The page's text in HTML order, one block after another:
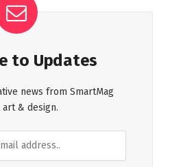
to Updates
news from SmartMag
& design.